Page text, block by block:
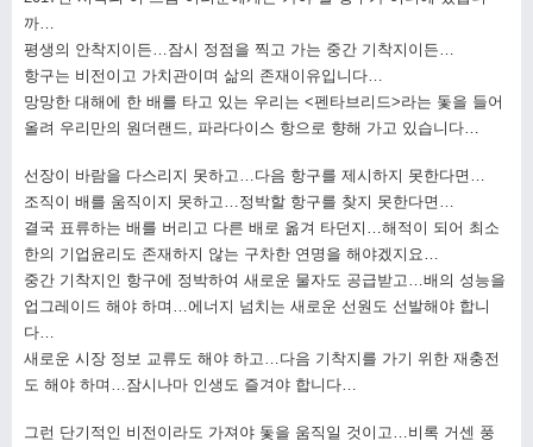
까…
평생의 안착지이든…잠시 정점을 찍고 가는 중간 기착지이든…
항구는 비전이고 가치관이며 삶의 존재이유입니다…
망망한 대해에 한 배를 타고 있는 우리는 <펜타브리드>라는 돛을 들어
올려 우리만의 원더랜드, 파라다이스 항으로 향해 가고 있습니다…
선장이 바람을 다스리지 못하고…다음 항구를 제시하지 못한다면…
조직이 배를 움직이지 못하고…정박할 항구를 찾지 못한다면…
결국 표류하는 배를 버리고 다른 배로 옮겨 타던지…해적이 되어 최소
한의 기업윤리도 존재하지 않는 구차한 연명을 해야겠지요…
중간 기착지인 항구에 정박하여 새로운 물자도 공급받고…배의 성능을
업그레이드 해야 하며…에너지 넘치는 새로운 선원도 선발해야 합니
다…
새로운 시장 정보 교류도 해야 하고…다음 기착지를 가기 위한 재충전
도 해야 하며…잠시나마 인생도 즐겨야 합니다…
그런 단기적인 비전이라도 가져야 돛을 움직일 것이고…비록 거센 풍